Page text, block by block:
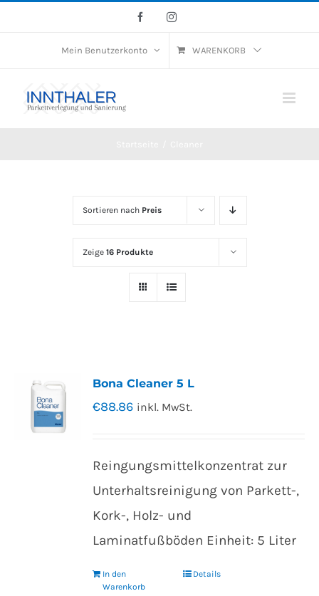
FacebookInstagram
Mein Benutzerkonto WARENKORB
Sortieren nach Preis
Zeige 16 Produkte
Bona Cleaner 5 L
€88.86 inkl. MwSt.
Reingungsmittelkonzentrat zur
Unterhaltsreinigung von Parkett-,
Kork-, Holz- und
Laminatfußböden Einheit: 5 Liter
In den
Warenkorb
Details